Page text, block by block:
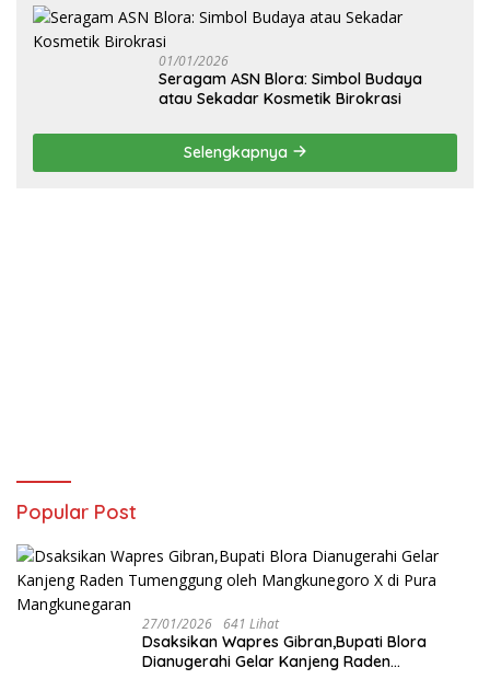
Blora
01/01/2026
‎Seragam ASN Blora: Simbol Budaya
atau Sekadar Kosmetik Birokrasi
Selengkapnya
Popular Post
27/01/2026 641 Lihat
‎Dsaksikan Wapres Gibran,Bupati Blora
Dianugerahi Gelar Kanjeng Raden